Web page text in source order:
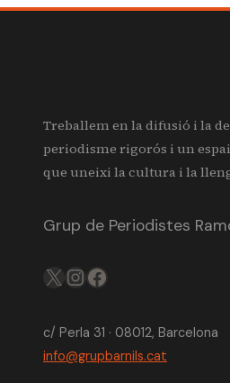
Treballem en la difusió i la
periodisme rigorós i un
que uneixi la cultura i la
Grup de Periodistes
X IGFB
c/ Perla 31 · 08012, Barcelona
info@grupbarnils.cat